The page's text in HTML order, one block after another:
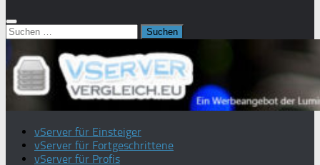
Suchen
nach:
vServer für Einsteiger
vServer für Fortgeschrittene
vServer für Profis